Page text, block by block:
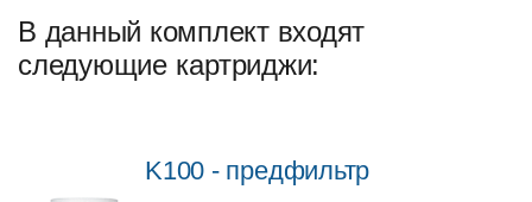
В данный комплект входят
следующие картриджи:
K100 - предфильтр